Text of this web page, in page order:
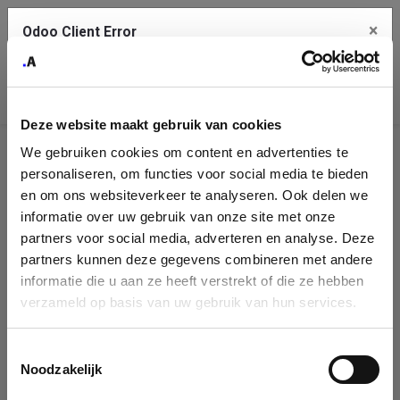
Deze website maakt gebruik van cookies
We gebruiken cookies om content en advertenties te
personaliseren, om functies voor social media te bieden
en om ons websiteverkeer te analyseren. Ook delen we
informatie over uw gebruik van onze site met onze
partners voor social media, adverteren en analyse. Deze
partners kunnen deze gegevens combineren met andere
informatie die u aan ze heeft verstrekt of die ze hebben
verzameld op basis van uw gebruik van hun services.
Noodzakelijk
Company
Identification
Please fill in your company details
You can search a company in our database by name, VAT or
enterprise ID. When a company is selected it will auto-complete the
form. If you don't find your company in our database, you can create
Odoo Client Error ×
service.
See details
Ok